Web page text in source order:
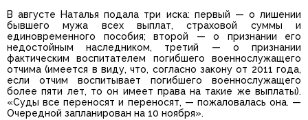
В августе Наталья подала три иска: первый — о лишении
бывшего мужа всех выплат, страховой суммы и
единовременного пособия; второй — о признании его
недостойным наследником, третий — о признании
фактическим воспитателем погибшего военнослужащего
отчима (имеется в виду, что, согласно закону от 2011 года,
если отчим воспитывает погибшего военнослужащего
более пяти лет, то он имеет права на такие же выплаты).
«Суды все переносят и переносят, — пожаловалась она. —
Очередной запланирован на 10 ноября».